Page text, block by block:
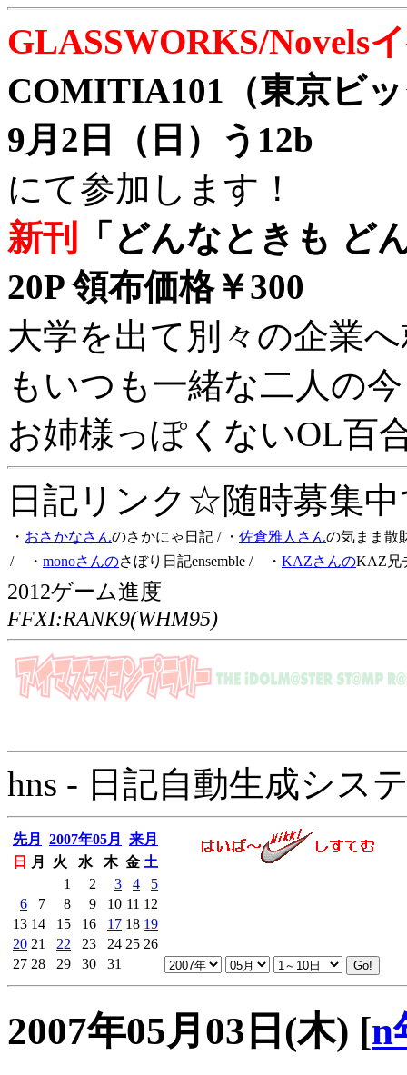
GLASSWORKS/Novels
COMITIA101（東京ビ
9月2日（日）う12b
にて参加します！
新刊
「どんなときも ど
20P 領布価格￥300
大学を出て別々の企業
もいつも一緒な二人の
お姉様っぽくないOL百
日記リンク☆随時募集
・ おさかなさんのさかにゃ日記 / ・ 佐倉雅人さんの気まま散
/ ・ monoさんのさぼり日記ensemble / ・ KAZさんのKAZ兄
2012ゲーム進度
FFXI:RANK9(WHM95)
hns - 日記自動生成シス
先月 2007年05月
来月
日
月 火 水 木 金 土
1
2 3 4
5
6
7 8 9 10 11 12
13 14 15 16 17 18 19
20 21 22 23 24 25 26
27 28 29 30 31
2007年05月03日(木) [n